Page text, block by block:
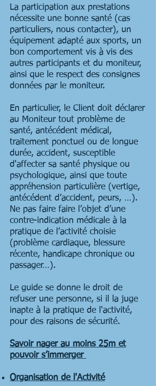
La participation aux prestations
nécessite une bonne santé (cas
particuliers, nous contacter), un
équipement adapté aux sports, un
bon comportement vis à vis des
autres participants et du moniteur,
ainsi que le respect des consignes
données par le moniteur.
En particulier, le Client doit déclarer
au Moniteur tout problème de
santé, antécédent médical,
traitement ponctuel ou de longue
durée, accident, susceptible
d'affecter sa santé physique ou
psychologique, ainsi que toute
appréhension particulière (vertige,
antécédent d’accident, peurs, …).
Ne pas faire faire l’objet d’une
contre-indication médicale à la
pratique de l’activité choisie
(problème cardiaque, blessure
récente, handicape chronique ou
passager…).
Le guide se donne le droit de
refuser une personne, si il la juge
inapte à la pratique de l'activité,
pour des raisons de sécurité.
Savoir nager au moins 25m et
pouvoir s’immerger
Organisation de l'Activité